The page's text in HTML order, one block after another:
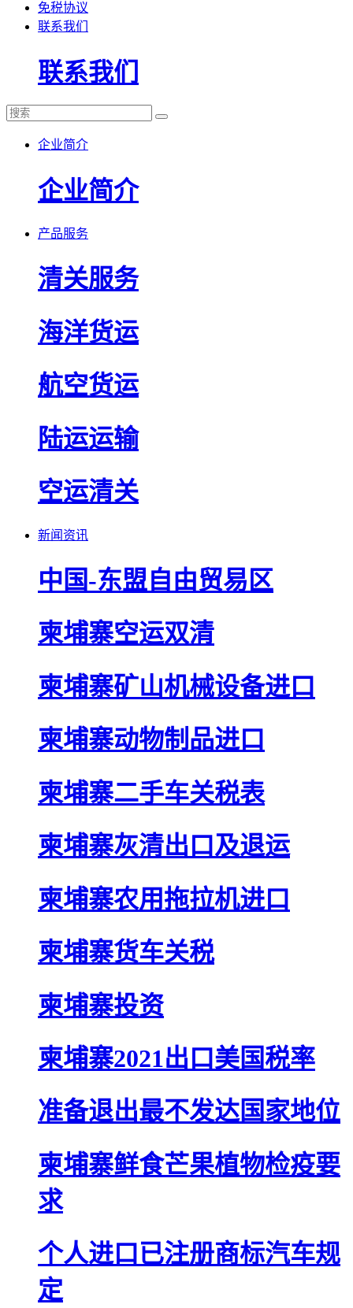
免税协议
联系我们
联系我们
企业简介
企业简介
产品服务
清关服务
海洋货运
航空货运
陆运运输
空运清关
新闻资讯
中国-东盟自由贸易区
柬埔寨空运双清
柬埔寨矿山机械设备进口
柬埔寨动物制品进口
柬埔寨二手车关税表
柬埔寨灰清出口及退运
柬埔寨农用拖拉机进口
柬埔寨货车关税
柬埔寨投资
柬埔寨2021出口美国税率
准备退出最不发达国家地位
柬埔寨鲜食芒果植物检疫要
求
个人进口已注册商标汽车规
定